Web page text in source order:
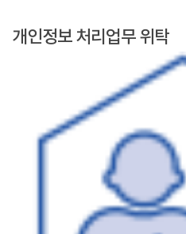
개인정보 처리업무 위탁